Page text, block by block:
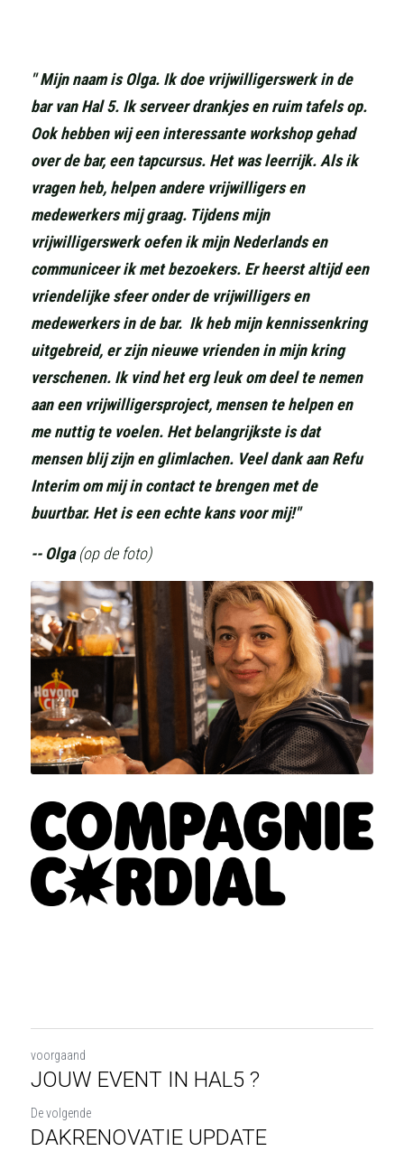
" Mijn naam is Olga. Ik doe vrijwilligerswerk in de
bar van Hal 5. Ik serveer drankjes en ruim tafels op.
Ook hebben wij een interessante workshop gehad
over de bar, een tapcursus. Het was leerrijk. Als ik
vragen heb, helpen andere vrijwilligers en
medewerkers mij graag. Tijdens mijn
vrijwilligerswerk oefen ik mijn Nederlands en
communiceer ik met bezoekers. Er heerst altijd een
vriendelijke sfeer onder de vrijwilligers en
medewerkers in de bar.  Ik heb mijn kennissenkring
uitgebreid, er zijn nieuwe vrienden in mijn kring
verschenen. Ik vind het erg leuk om deel te nemen
aan een vrijwilligersproject, mensen te helpen en
me nuttig te voelen. Het belangrijkste is dat
mensen blij zijn en glimlachen. Veel dank aan Refu
Interim om mij in contact te brengen met de
buurtbar. Het is een echte kans voor mij!"
-- Olga (op de foto)
voorgaand
JOUW EVENT IN HAL5 ?
De volgende
DAKRENOVATIE UPDATE